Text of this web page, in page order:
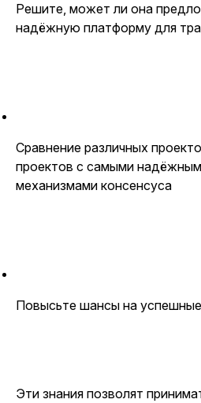
Решите, может ли она
надёжную платформу для
Сравнение различных
проектов с самыми
механизмами консенсуса
Повысьте шансы на
Эти знания позволят